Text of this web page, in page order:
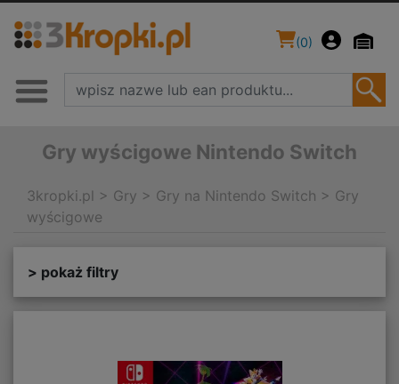
(0)
Gry wyścigowe Nintendo Switch
3kropki.pl > Gry > Gry na Nintendo Switch > Gry
wyścigowe
> pokaż filtry